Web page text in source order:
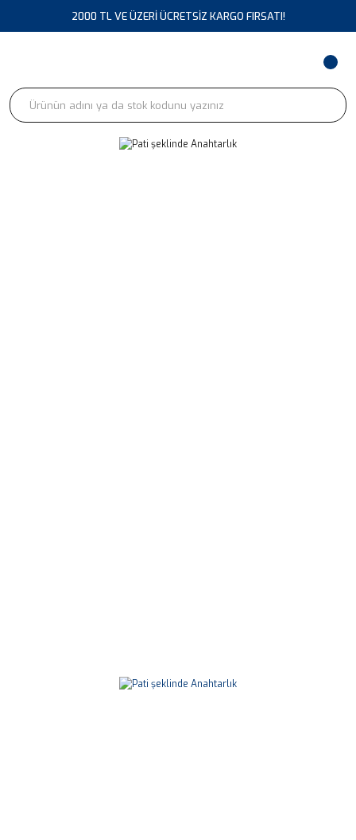
2000 TL VE ÜZERİ ÜCRETSİZ KARGO FIRSATI!